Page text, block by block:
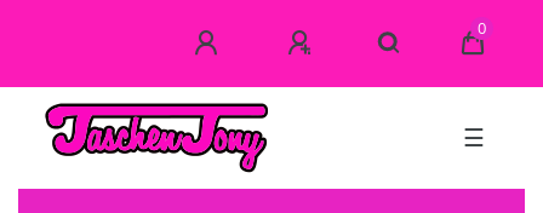
0
☰